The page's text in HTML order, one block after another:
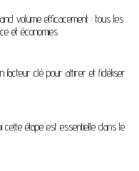
volume efficacement : tous les
et économies
facteur clé pour attirer et fidéliser
cette étape est essentielle dans le